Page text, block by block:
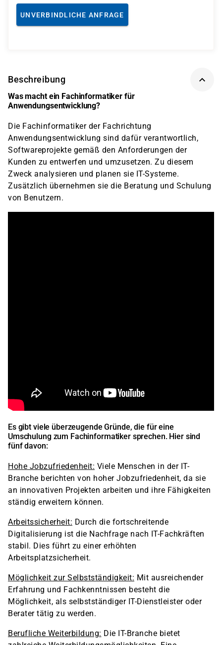
UNVERBINDLICHE ANFRAGE
Beschreibung
Was macht ein Fachinformatiker für
Anwendungsentwicklung?
Die Fachinformatiker der Fachrichtung
Anwendungsentwicklung sind dafür verantwortlich,
Softwareprojekte gemäß den Anforderungen der
Kunden zu entwerfen und umzusetzen. Zu diesem
Zweck analysieren und planen sie IT-Systeme.
Zusätzlich übernehmen sie die Beratung und Schulung
von Benutzern.
Es gibt viele überzeugende Gründe, die für eine
Umschulung zum Fachinformatiker sprechen. Hier sind
fünf davon:
Hohe Jobzufriedenheit: Viele Menschen in der IT-
Branche berichten von hoher Jobzufriedenheit, da sie
an innovativen Projekten arbeiten und ihre Fähigkeiten
ständig erweitern können.
Arbeitssicherheit: Durch die fortschreitende
Digitalisierung ist die Nachfrage nach IT-Fachkräften
stabil. Dies führt zu einer erhöhten
Arbeitsplatzsicherheit.
Möglichkeit zur Selbstständigkeit: Mit ausreichender
Erfahrung und Fachkenntnissen besteht die
Möglichkeit, als selbstständiger IT-Dienstleister oder
Berater tätig zu werden.
Berufliche Weiterbildung: Die IT-Branche bietet